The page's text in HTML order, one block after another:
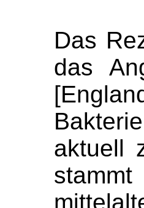
Das
das
aktuell
stammt